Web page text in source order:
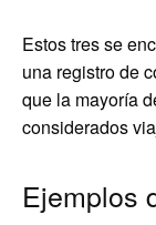
Estos tres se
una registro de
que la mayoría
considerados
Ejemplos